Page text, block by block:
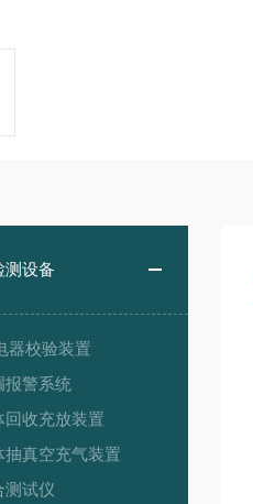
测设备
器校验装置
报警系统
回收充放装置
抽真空充气装置
测试仪